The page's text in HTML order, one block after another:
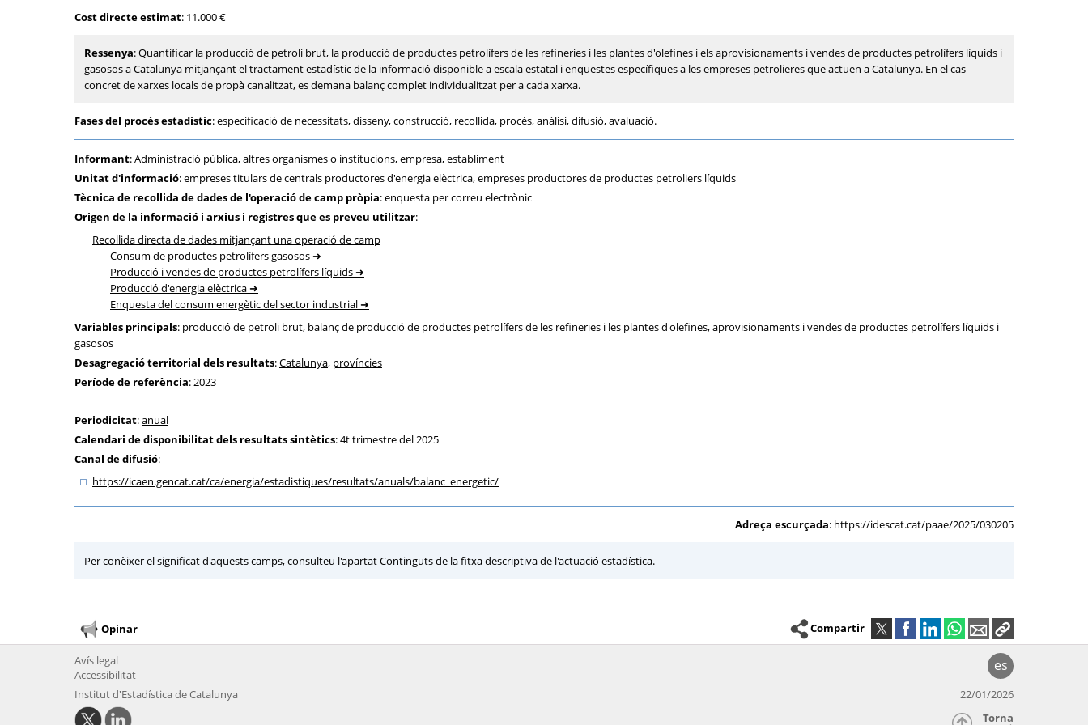
Cost directe estimat: 11.000 €
Ressenya: Quantificar la producció de petroli brut, la producció de productes petrolífers de les refineries i les plantes d'olefines i els aprovisionaments i vendes de productes petrolífers líquids i
gasosos a Catalunya mitjançant el tractament estadístic de la informació disponible a escala estatal i enquestes específiques a les empreses petrolieres que actuen a Catalunya. En el cas
concret de xarxes locals de propà canalitzat, es demana balanç complet individualitzat per a cada xarxa.
Fases del procés estadístic: especificació de necessitats, disseny, construcció, recollida, procés, anàlisi, difusió, avaluació.
Informant: Administració pública, altres organismes o institucions, empresa, establiment
Unitat d'informació: empreses titulars de centrals productores d'energia elèctrica, empreses productores de productes petroliers líquids
Tècnica de recollida de dades de l'operació de camp pròpia: enquesta per correu electrònic
Origen de la informació i arxius i registres que es preveu utilitzar:
Recollida directa de dades mitjançant una operació de camp
Consum de productes petrolífers gasosos
Producció i vendes de productes petrolífers líquids
Producció d'energia elèctrica
Enquesta del consum energètic del sector industrial
Variables principals: producció de petroli brut, balanç de producció de productes petrolífers de les refineries i les plantes d'olefines, aprovisionaments i vendes de productes petrolífers líquids i
gasosos
Desagregació territorial dels resultats:Catalunya, províncies
Període de referència: 2023
Periodicitat:anual
Calendari de disponibilitat dels resultats sintètics: 4t trimestre del 2025
Canal de difusió:
https://icaen.gencat.cat/ca/energia/estadistiques/resultats/anuals/balanc_energetic/
Adreça escurçada: https://idescat.cat/paae/2025/030205
Per conèixer el significat d'aquests camps, consulteu l'apartatContinguts de la fitxa descriptiva de l'actuació estadística.
Opinar Compartir
es
Avís legal
Accessibilitat
Institut d'Estadística de Catalunya
22/01/2026
Torna